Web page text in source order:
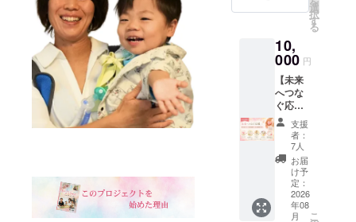
本格的にス
書籍『ちい
さなタカラ
モノ〜664g
の命と
NICU600
日〜』を通
して、「ど
んな命も、
そのままで
価値がある
ていた
だきま
す。 活
動の様
子や寄
贈のご
報告
は、
CAMPF
IRE の
活動報
告や
SNSを
通して
援して
くださ
けのプ
ランで
す。 い
ただい
たご支
援は、
書籍の
寄贈や
講演活
動など
に活用
させて
いただ
きま
選
択
す
る
10,
000 円
【未来
へつな
ぐ応
援】お
礼メー
ル、活
動報
告、お
名前掲
載（任
意） こ
支援
者：
7人
お届
け予
定：
2026
年08
月
こ